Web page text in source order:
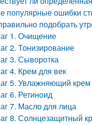
популярные ошибки
подобрать
1. Очищение
2. Тонизирование
3. Сыворотка
4. Крем для век
5. Увлажняющий крем
6. Ретиноид
7. Масло для лица
8. Солнцезащитный